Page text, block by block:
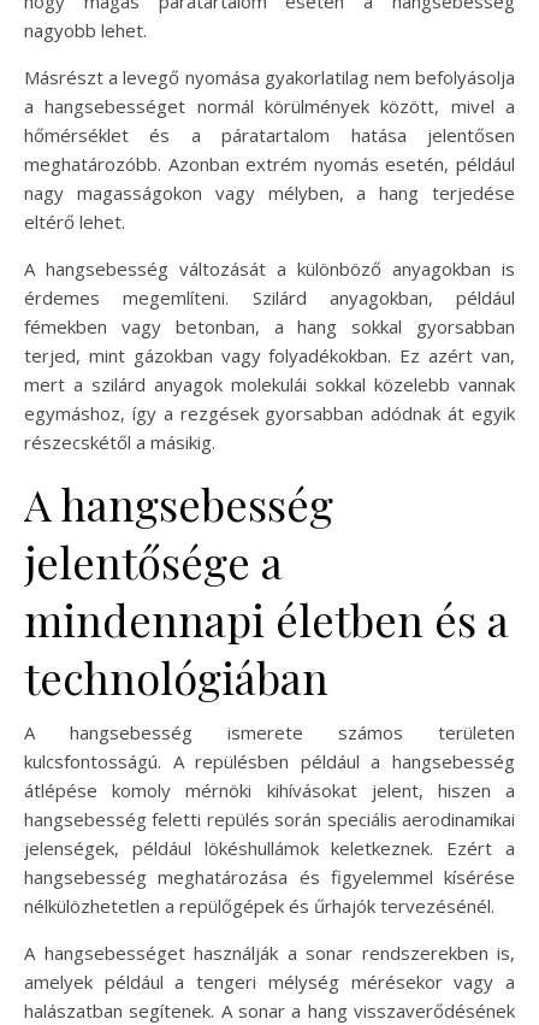
nagyobb lehet.
Másrészt a levegő nyomása gyakorlatilag nem befolyásolja
a hangsebességet normál körülmények között, mivel a
hőmérséklet és a páratartalom hatása jelentősen
meghatározóbb. Azonban extrém nyomás esetén, például
nagy magasságokon vagy mélyben, a hang terjedése
eltérő lehet.
A hangsebesség változását a különböző anyagokban is
érdemes megemlíteni. Szilárd anyagokban, például
fémekben vagy betonban, a hang sokkal gyorsabban
terjed, mint gázokban vagy folyadékokban. Ez azért van,
mert a szilárd anyagok molekulái sokkal közelebb vannak
egymáshoz, így a rezgések gyorsabban adódnak át egyik
részecskétől a másikig.
A hangsebesség
jelentősége a
mindennapi életben és a
technológiában
A hangsebesség ismerete számos területen
kulcsfontosságú. A repülésben például a hangsebesség
átlépése komoly mérnöki kihívásokat jelent, hiszen a
hangsebesség feletti repülés során speciális aerodinamikai
jelenségek, például lökéshullámok keletkeznek. Ezért a
hangsebesség meghatározása és figyelemmel kísérése
nélkülözhetetlen a repülőgépek és űrhajók tervezésénél.
A hangsebességet használják a sonar rendszerekben is,
amelyek például a tengeri mélység mérésekor vagy a
halászatban segítenek. A sonar a hang visszaverődésének